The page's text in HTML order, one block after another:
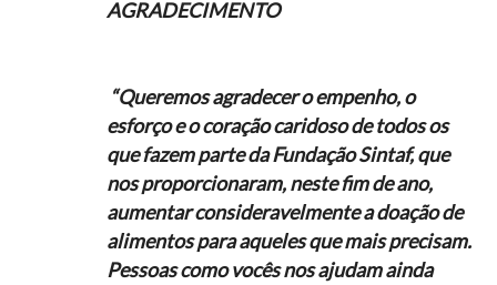
AGRADECIMENTO
“Queremos agradecer o empenho, o
esforço e o coração caridoso de todos os
que fazem parte da Fundação Sintaf, que
nos proporcionaram, neste fim de ano,
aumentar consideravelmente a doação de
alimentos para aqueles que mais precisam.
Pessoas como vocês nos ajudam ainda